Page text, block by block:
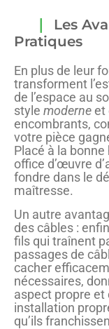
Les
Pratiques
En plus de leur
transforment
de l’espace au
style moderneet
encombrants,
votre pièce
Placé à la
office d’œuvre
fondre dans le
maîtresse.
Un autre
des câbles :
fils qui traînent
passages de
cacher
nécessaires,
aspect propre et
installation
qu’ils